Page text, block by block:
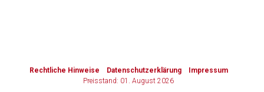
Rechtliche Hinweise Datenschutzerklärung
Impressum
Preisstand: 01. August 2026